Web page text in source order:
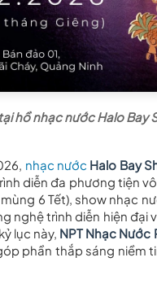
hồ nhạc nước Halo Bay
nhạc nước Halo Bay
diễn đa phương tiện
6 Tết), show nhạc
trình diễn hiện đại
lục này, NPT Nhạc Nước
phần thắp sáng niềm